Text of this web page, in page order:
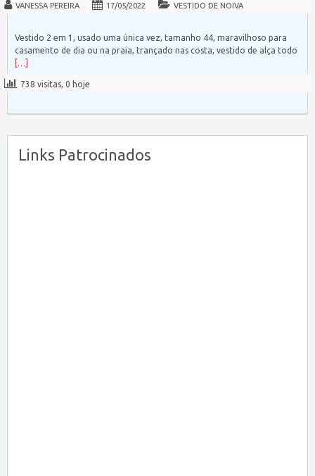
VANESSA PEREIRA 17/05/2022 VESTIDO DE NOIVA
Vestido 2 em 1, usado uma única vez, tamanho 44, maravilhoso para
casamento de dia ou na praia, trançado nas costa, vestido de alça todo
[…]
738 visitas, 0 hoje
Links Patrocinados